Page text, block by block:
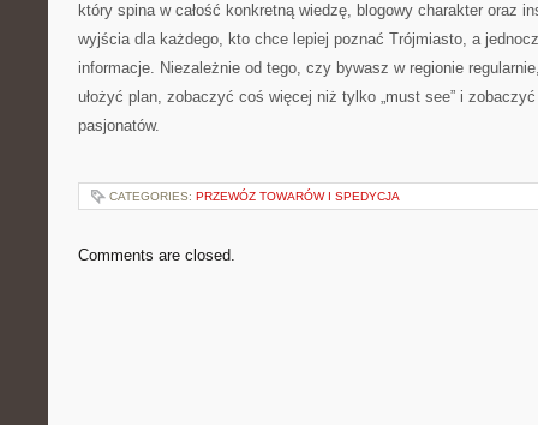
który spina w całość konkretną wiedzę, blogowy charakter oraz
wyjścia dla każdego, kto chce lepiej poznać Trójmiasto, a
informacje. Niezależnie od tego, czy bywasz w regionie
ułożyć plan, zobaczyć coś więcej niż tylko „must see” i
pasjonatów.
CATEGORIES: PRZEWÓZ TOWARÓW I SPEDYCJA
Comments are closed.